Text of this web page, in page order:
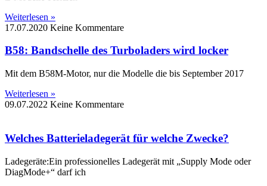
Weiterlesen »
17.07.2020 Keine Kommentare
B58: Bandschelle des Turboladers wird locker
Mit dem B58M-Motor, nur die Modelle die bis September 2017
Weiterlesen »
09.07.2022 Keine Kommentare
Welches Batterieladegerät für welche Zwecke?
Ladegeräte:Ein professionelles Ladegerät mit „Supply Mode oder
DiagMode+“ darf ich